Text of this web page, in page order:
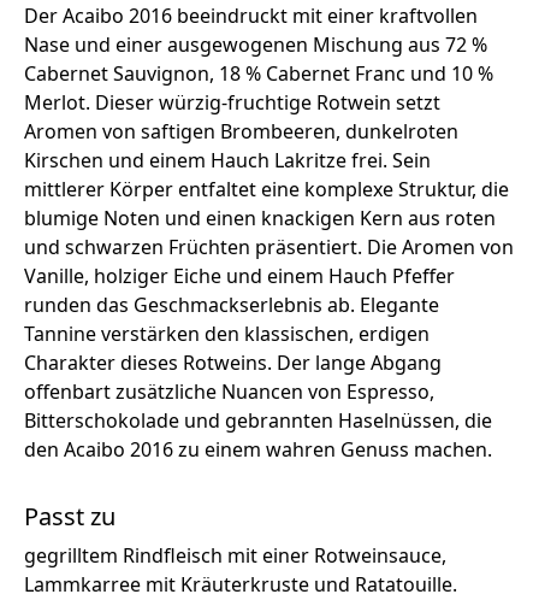
Der Acaibo 2016 beeindruckt mit einer kraftvollen
Nase und einer ausgewogenen Mischung aus 72 %
Cabernet Sauvignon, 18 % Cabernet Franc und 10 %
Merlot. Dieser würzig-fruchtige Rotwein setzt
Aromen von saftigen Brombeeren, dunkelroten
Kirschen und einem Hauch Lakritze frei. Sein
mittlerer Körper entfaltet eine komplexe Struktur, die
blumige Noten und einen knackigen Kern aus roten
und schwarzen Früchten präsentiert. Die Aromen von
Vanille, holziger Eiche und einem Hauch Pfeffer
runden das Geschmackserlebnis ab. Elegante
Tannine verstärken den klassischen, erdigen
Charakter dieses Rotweins. Der lange Abgang
offenbart zusätzliche Nuancen von Espresso,
Bitterschokolade und gebrannten Haselnüssen, die
den Acaibo 2016 zu einem wahren Genuss machen.
Passt zu
gegrilltem Rindfleisch mit einer Rotweinsauce,
Lammkarree mit Kräuterkruste und Ratatouille.